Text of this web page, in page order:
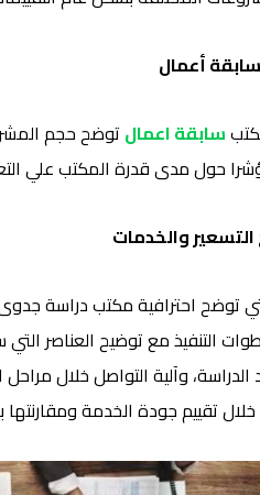
أعمال
سابقة اعمال توضح حجم
حول مدى قدرة المكتب علي
والخدمات
توضح احترافية مكتب دراسة
التنفيذ مع توضيح العناصر
الدراسة، وآلية التواصل خلال
تقييم جودة الخدمة